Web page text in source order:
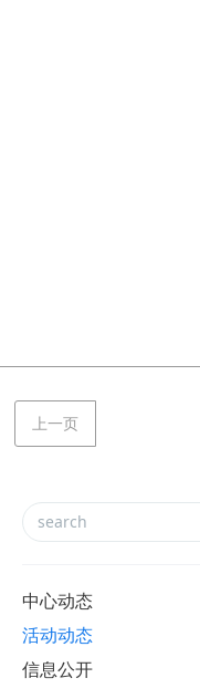
上一页
中心动态
活动动态
信息公开